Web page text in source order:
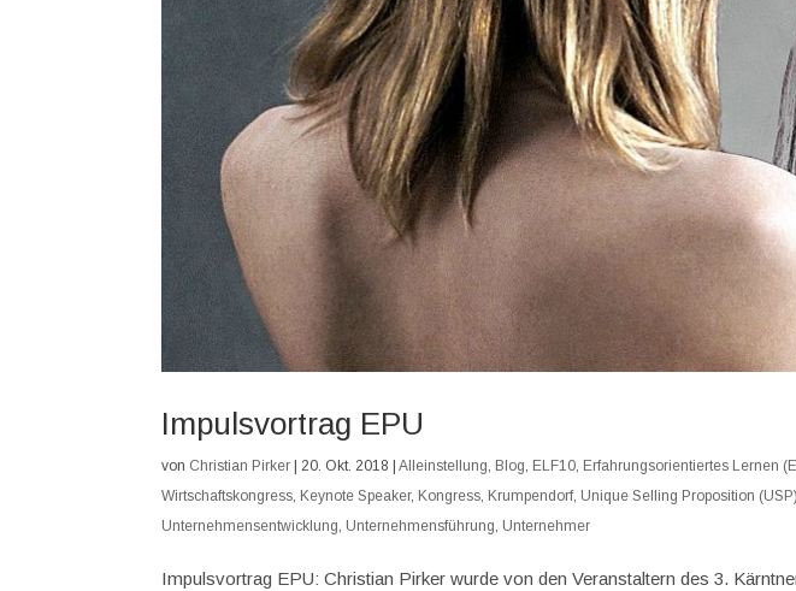
Impulsvortrag EPU
von Christian Pirker 20. Okt. 2018 |Alleinstellung, Blog, ELF10, Erfahrungsorientiertes Lernen
Wirtschaftskongress, Keynote Speaker, Kongress, Krumpendorf, Unique Selling Proposition (USP)
Unternehmensentwicklung, Unternehmensführung, Unternehmer
Impulsvortrag EPU: Christian Pirker wurde von den Veranstaltern des 3.